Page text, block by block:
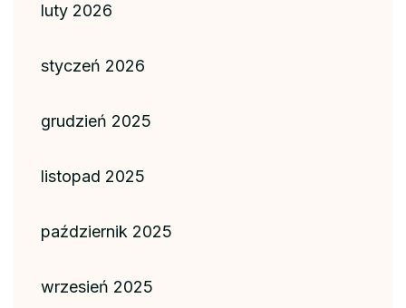
luty 2026
styczeń 2026
grudzień 2025
listopad 2025
październik 2025
wrzesień 2025